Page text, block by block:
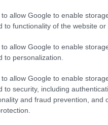
to allow Google to enable
to functionality of the website or
to allow Google to enable
to personalization.
to allow Google to enable
to security, including
and fraud prevention, and
στη διεθνή αγορά
ανάγκες του
(κυρίως),
(π.χ.
της υπαίθρου.
και
με στόχο τις